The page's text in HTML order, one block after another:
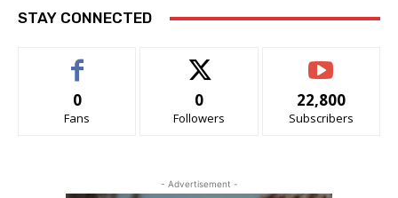
STAY CONNECTED
0
Fans
0
Followers
22,800
Subscribers
- Advertisement -